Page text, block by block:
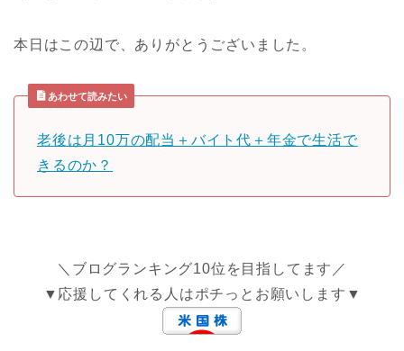
本日はこの辺で、ありがとうございました。
あわせて読みたい
老後は月10万の配当＋バイト代＋年金で生活で
きるのか？
＼ブログランキング10位を目指してます／
▼応援してくれる人はポチっとお願いします▼